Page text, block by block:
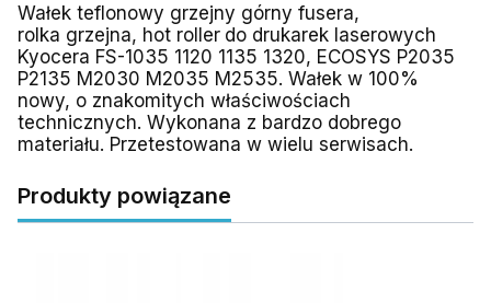
Wałek teflonowy grzejny górny fusera,
rolka grzejna, hot roller do drukarek laserowych
Kyocera FS-1035 1120 1135 1320, ECOSYS P2035
P2135 M2030 M2035 M2535. Wałek w 100%
nowy, o znakomitych właściwościach
technicznych. Wykonana z bardzo dobrego
materiału. Przetestowana w wielu serwisach.
Produkty powiązane